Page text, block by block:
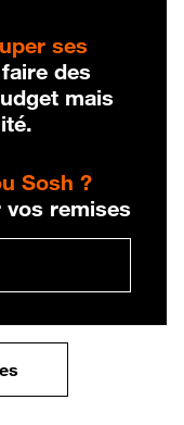
ses
des
mais
Sosh ?
remises